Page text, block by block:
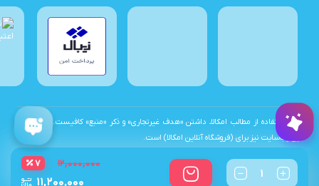
تعداد ۱۲,۰۰۰,۰۰۰
۱۱,۲۰۰,۰۰۰
۷
برای استفاده از مطالب امکالا، داشتن «هدف غیرتجاری» و ذکر «منبع» کافیست. تمام حقوق
اين وب‌سايت نیز برای (فروشگاه آنلاین امکالا) است.